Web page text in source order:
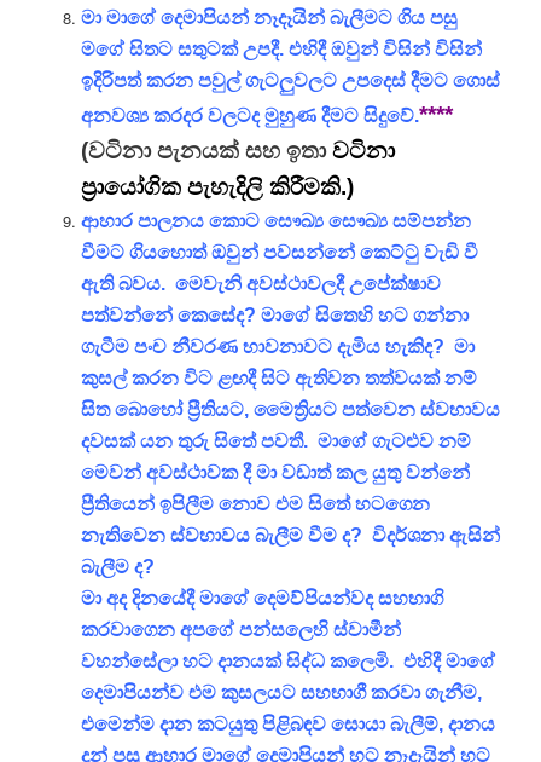
මා මාගේ දෙමාපියන් නෑදෑයින් බැලීමට ගිය පසු
මගේ සිතට සතුටක් උපදී. එහිදී ඔවුන් විසින් විසින්
ඉදිරිපත් කරන පවුල් ගැටලුවලට උපදෙස් දීමට ගොස්
අනවශ්‍ය කරදර වලටද මුහුණ දීමට සිදුවේ.****
(වටිනා පැනයක් සහ ඉතාවටිනා
ප්‍රායෝගික පැහැදිලි කිරීමකි.)
ආහාර පාලනය කොට සෞඛ්‍ය සෞඛ්‍ය සම්පන්න
වීමට ගියහොත් ඔවුන් පවසන්නේ කෙට්ටු වැඩි වී
ඇති බවය. මෙවැනි අවස්ථාවලදී උපේක්ෂාව
පත්වන්නේ කෙසේද? මාගේ සිතෙහි හට ගන්නා
ගැටීම පංච නීවරණ භාවනාවට දැමිය හැකිද? මා
කුසල් කරන විට ළඟදී සිට ඇතිවන තත්වයක් නම්
සිත බොහෝ ප්‍රීතියට, මෛත්‍රියට පත්වෙන ස්වභාවය
දවසක් යන තුරු සිතේ පවතී. මාගේ ගැටළුව නම්
මෙවන් අවස්ථාවක දී මා වඩාත් කල යුතු වන්නේ
ප්‍රීතියෙන් ඉපිලීම නොව එම සිතේ හටගෙන
නැතිවෙන ස්වභාවය බැලීම වීම ද? විදර්ශනා ඇසින්
බැලීම ද?
මා අද දිනයේදී මාගේ දෙමව්පියන්වද සහභාගි
කරවාගෙන අපගේ පන්සලෙහි ස්වාමීන්
වහන්සේලා හට දානයක් සිද්ධ කලෙමි. එහිදී මාගේ
දෙමාපියන්ව එම කුසලයට සහභාගී කරවා ගැනීම,
එමෙන්ම දාන කටයුතු පිළිබඳව සොයා බැලීම්, දානය
දුන් පසු ආහාර මාගේ දෙමාපියන් හට නෑදෑයින් හට